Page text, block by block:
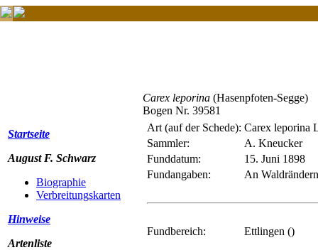
Startseite
August F. Schwarz
Biographie
Verbreitungskarten
Hinweise
Artenliste
Carex leporina (Hasenpfoten-Segge)
Bogen Nr. 39581
Art (auf der Schede): Carex leporina
Sammler:
A. Kneucker
Funddatum:
15. Juni 1898
Fundangaben:
An
Fundbereich: Ettlingen ()